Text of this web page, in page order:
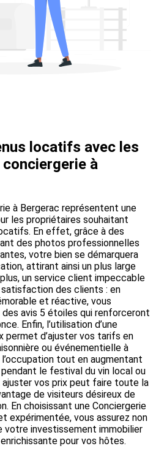
locatifs avec les
à
à Bergerac représentent une
les propriétaires souhaitant
En effet, grâce à des
des photos professionnelles
votre bien se démarquera
attirant ainsi un plus large
un service client impeccable
satisfaction des clients : en
et réactive, vous
avis 5 étoiles qui renforceront
Enfin, l’utilisation d’une
permet d’ajuster vos tarifs en
ou événementielle à
l’occupation tout en augmentant
le festival du vin local ou
ajuster vos prix peut faire toute la
de visiteurs désireux de
En choisissant une Conciergerie
expérimentée, vous assurez non
votre investissement immobilier
pour vos hôtes.